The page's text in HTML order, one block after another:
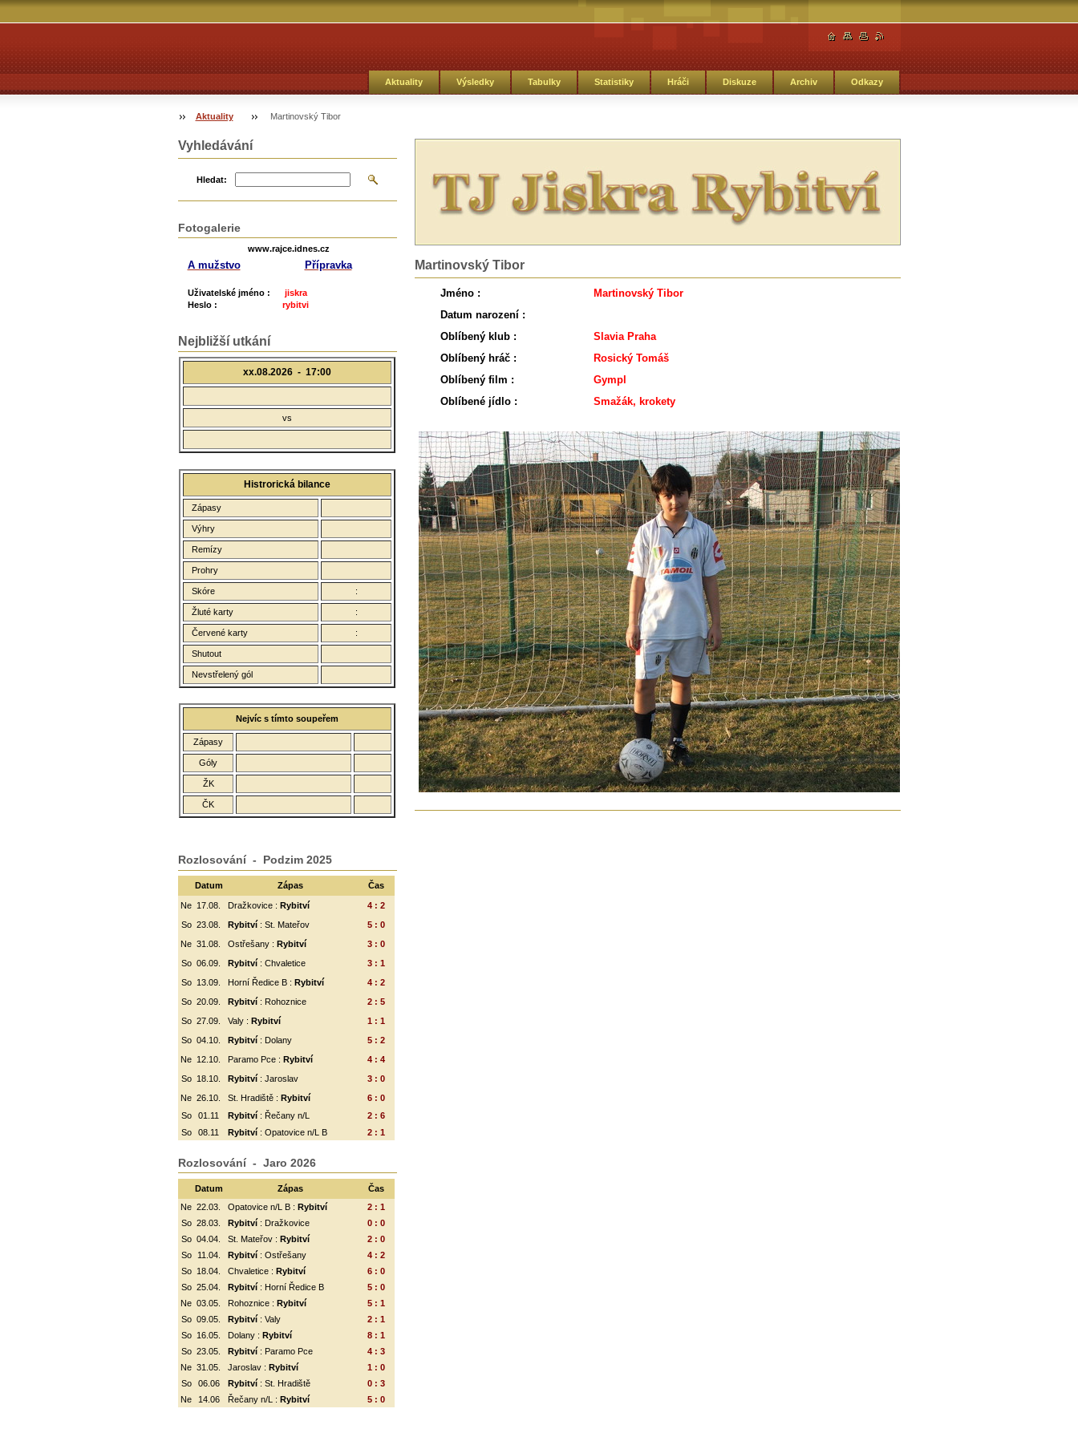
Aktuality Výsledky Tabulky Statistiky Hráči Diskuze Archiv Odkazy
Aktuality Martinovský Tibor
Martinovský Tibor
Jméno :
Martinovský Tibor
Datum narození :
Oblíbený klub :
Slavia Praha
Oblíbený hráč :
Rosický Tomáš
Oblíbený film :
Gympl
Oblíbené jídlo :
Smažák, krokety
Vyhledávání
Hledat:
Fotogalerie
www.rajce.idnes.cz
A mužstvo Přípravka
Uživatelské jméno : jiskra
Heslo : rybitvi
Nejbližší utkání
xx.08.2026 - 17:00
vs
Histrorická bilance
Zápasy
Výhry
Remízy
Prohry
Skóre :
Žluté karty :
Červené karty :
Shutout
Nevstřelený gól
Nejvíc s tímto soupeřem
Zápasy
Góly
ŽK
ČK
Rozlosování - Podzim 2025
Datum Zápas Čas
Ne 17.08. Dražkovice : Rybitví
4 : 2
So 23.08. Rybitví: St. Mateřov
5 : 0
Ne 31.08. Ostřešany : Rybitví
3 : 0
So 06.09. Rybitví : Chvaletice
3 : 1
So
13.09. Horní Ředice B : Rybitví
4 : 2
So 20.09. Rybitví : Rohoznice
2 : 5
So 27.09. Valy : Rybitví
1 : 1
So 04.10. Rybitví : Dolany
5 : 2
Ne 12.10. Paramo Pce : Rybitví
4 : 4
So
18.10. Rybitví: Jaroslav
3 : 0
Ne 26.10. St. Hradiště : Rybitví
6 : 0
So
01.11 Rybitví: Řečany n/L
2 : 6
So
08.11 Rybitví: Opatovice n/L B 2 : 1
Rozlosování - Jaro 2026
Datum Zápas
Čas
Ne 22.03. Opatovice n/L B : Rybitví
2 : 1
So 28.03. Rybitví: Dražkovice
0 : 0
So 04.04. St. Mateřov : Rybitví
2 : 0
So
11.04. Rybitví : Ostřešany
4 : 2
So
18.04. Chvaletice : Rybitví
6 : 0
So 25.04. Rybitví : Horní Ředice B
5 : 0
Ne 03.05. Rohoznice : Rybitví
5 : 1
So 09.05. Rybitví : Valy
2 : 1
So
16.05. Dolany : Rybitví
8 : 1
So 23.05. Rybitví: Paramo Pce
4 : 3
Ne 31.05. Jaroslav : Rybitví
1 : 0
So
06.06 Rybitví: St. Hradiště
0 : 3
Ne
14.06 Řečany n/L : Rybitví 5 : 0